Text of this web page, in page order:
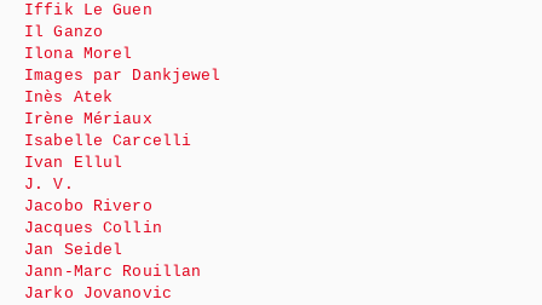
Iffik Le Guen
Il Ganzo
Ilona Morel
Images par Dankjewel
Inès Atek
Irène Mériaux
Isabelle Carcelli
Ivan Ellul
J. V.
Jacobo Rivero
Jacques Collin
Jan Seidel
Jann-Marc Rouillan
Jarko Jovanovic